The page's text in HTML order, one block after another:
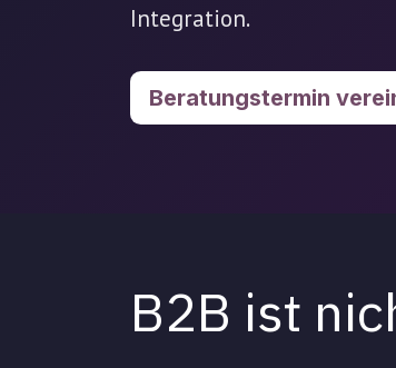
Integration.
Beratungstermin
B2B ist